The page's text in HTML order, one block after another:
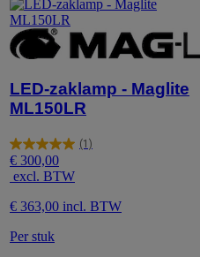
LED-zaklamp - Maglite
ML150LR
(1)
5.0
van
de
5
sterren.
1
beoordeling
€ 300,00
excl. BTW
€ 363,00 incl. BTW
Per stuk